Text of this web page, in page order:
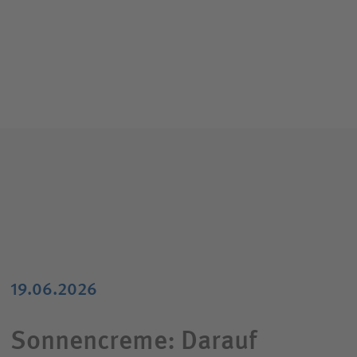
19.06.2026
Sonnencreme: Darauf